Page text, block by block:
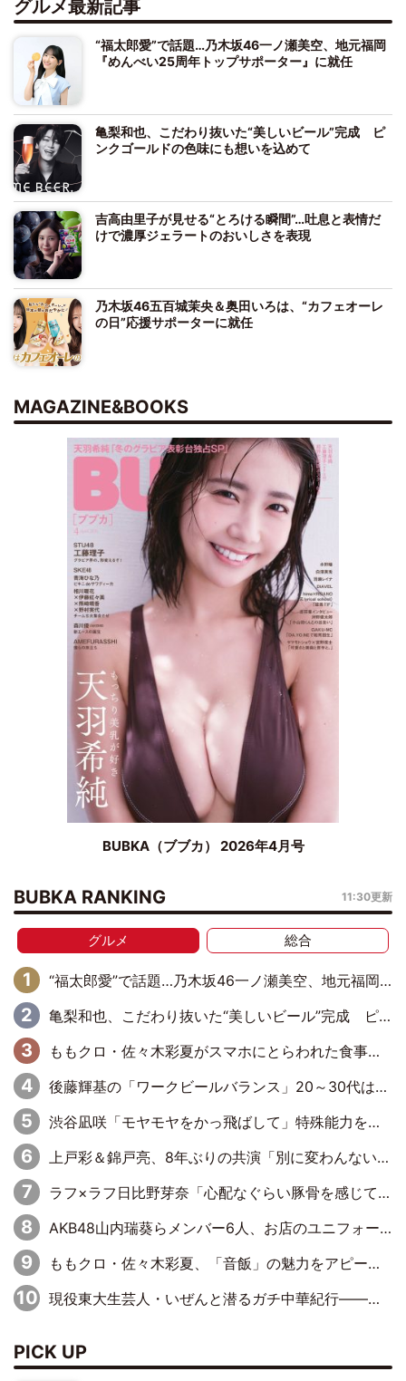
グルメ最新記事
“福太郎愛”で話題…乃木坂46一ノ瀬美空、地元福岡
『めんべい25周年トップサポーター』に就任
亀梨和也、こだわり抜いた“美しいビール”完成 ピ
ンクゴールドの色味にも想いを込めて
吉高由里子が見せる“とろける瞬間”…吐息と表情だ
けで濃厚ジェラートのおいしさを表現
乃木坂46五百城茉央＆奥田いろは、“カフェオーレ
の日”応援サポーターに就任
MAGAZINE&BOOKS
BUBKA（ブブカ） 2026年4月号
BUBKA RANKING 11:30更新
グルメ 総合
“福太郎愛”で話題…乃木坂46一ノ瀬美空、地元福岡『めんべい25周年トップサポーター』に就任
亀梨和也、こだわり抜いた“美しいビール”完成 ピンクゴールドの色味にも想いを込めて
ももクロ・佐々木彩夏がスマホにとらわれた食事事情を明かす「何するわけでもなく、なんか見ちゃう」
後藤輝基の「ワークビールバランス」20～30代は最低→50歳を迎えて急上昇
渋谷凪咲「モヤモヤをかっ飛ばして」特殊能力を持つ“-196ウーマン”を熱演
上戸彩＆錦戸亮、8年ぶりの共演「別に変わんないよね」
ラフ×ラフ日比野芽奈「心配なぐらい豚骨を感じていて…このまま握手会はちょっと厳しいかな」
AKB48山内瑞葵らメンバー6人、お店のユニフォームに着替えて“コラボ商品”販売を手伝い
ももクロ・佐々木彩夏、「音飯」の魅力をアピールしながら注意喚起も「ニヤニヤしちゃわないように要注意」
現役東大生芸人・いぜんと潜るガチ中華紀行――「牙籤肉」「焼猪腰」「錫紙龍蝦尾」これ読めますか？
PICK UP